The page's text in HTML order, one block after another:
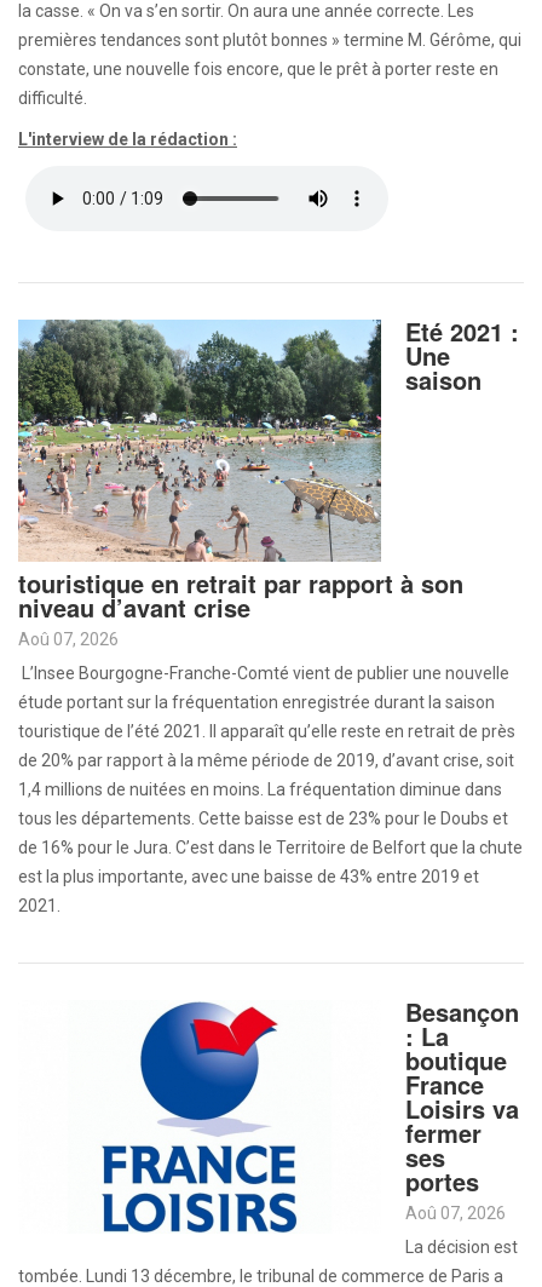
la casse. « On va s’en sortir. On aura une année correcte. Les
premières tendances sont plutôt bonnes » termine M. Gérôme, qui
constate, une nouvelle fois encore, que le prêt à porter reste en
difficulté.
L'interview de la rédaction :
Eté 2021 :
Une
saison
touristique en retrait par rapport à son
niveau d’avant crise
Aoû 07, 2026
L’Insee Bourgogne-Franche-Comté vient de publier une nouvelle
étude portant sur la fréquentation enregistrée durant la saison
touristique de l’été 2021. Il apparaît qu’elle reste en retrait de près
de 20% par rapport à la même période de 2019, d’avant crise, soit
1,4 millions de nuitées en moins. La fréquentation diminue dans
tous les départements. Cette baisse est de 23% pour le Doubs et
de 16% pour le Jura. C’est dans le Territoire de Belfort que la chute
est la plus importante, avec une baisse de 43% entre 2019 et
2021.
Besançon
: La
boutique
France
Loisirs va
fermer
ses
portes
Aoû 07, 2026
La décision est
tombée. Lundi 13 décembre, le tribunal de commerce de Paris a